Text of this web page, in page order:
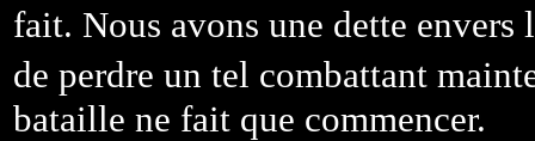
fait. Nous avons une dette
de perdre un tel combattant
bataille ne fait que commencer.